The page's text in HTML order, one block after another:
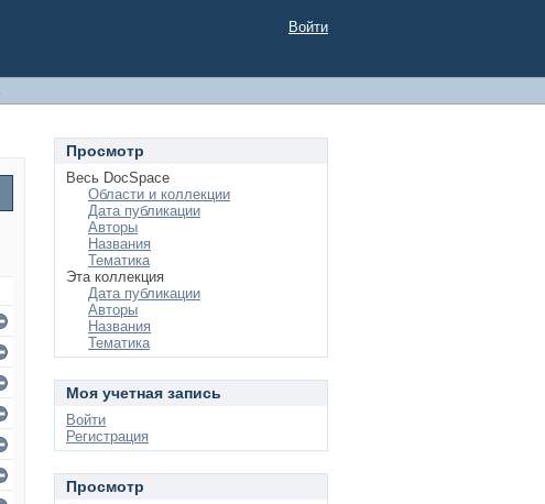
Войти
Просмотр
Весь DocSpace
Области и коллекции
Дата публикации
Авторы
Названия
Тематика
Эта коллекция
Дата публикации
Авторы
Названия
Тематика
Моя учетная запись
Войти
Регистрация
Просмотр